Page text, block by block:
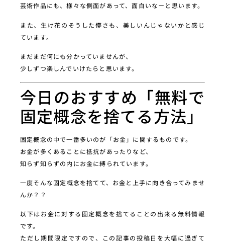
芸術作品にも、様々な側面があって、面白いなーと思います。
また、生け花のそうした儚さも、美しいんじゃないかと感じ
ています。
まだまだ何にも分かっていませんが、
少しずつ楽しんでいけたらと思います。
今日のおすすめ「無料で
固定概念を捨てる方法」
固定概念の中で一番多いのが「お金」に関するものです。
お金が多くあることに抵抗があったりなど、
知らず知らずの内にお金に縛られています。
一度そんな固定概念を捨てて、お金と上手に向き合ってみませ
んか？？
以下はお金に対する固定概念を捨てることの出来る無料情報
です。
ただし期間限定ですので、この記事の投稿日を大幅に過ぎて